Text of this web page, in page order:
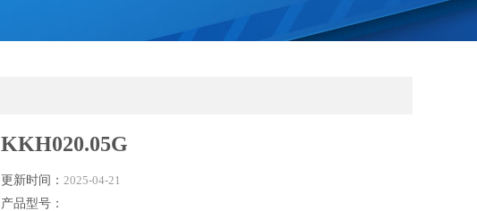
KKH020.05G
更新时间： 2025-04-21
产品型号：